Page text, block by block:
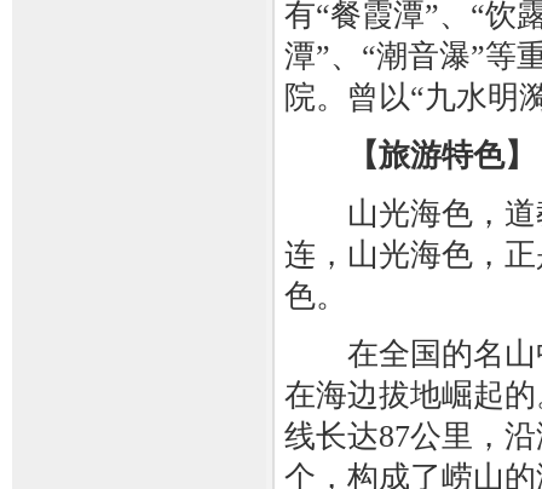
有“餐霞潭”、“饮
潭”、“潮音瀑”等
院。曾以“九水明
【旅游特色】
山光海色，道
连，山光海色，
色。
在全国的名山
在海边拔地崛起
线长达87公里，
个，构成了崂山